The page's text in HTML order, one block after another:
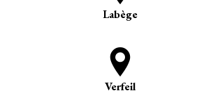
Labège
Verfeil